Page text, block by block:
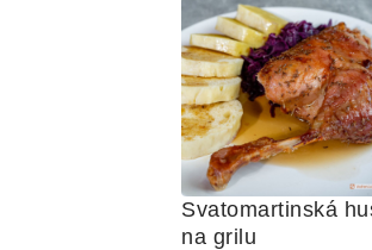
Svatomartinská
na grilu